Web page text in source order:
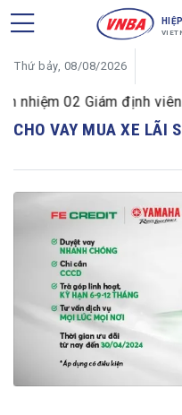
Thứ bảy, 08/08/2026
nhiệm 02 Giám định viên
CHO VAY MUA XE LÃI